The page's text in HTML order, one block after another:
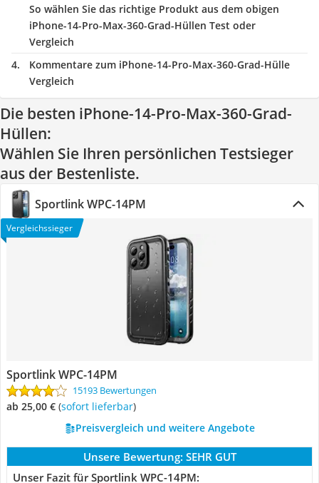
So wählen Sie das richtige Produkt aus dem obigen
iPhone-14-Pro-Max-360-Grad-Hüllen Test oder
Vergleich
Kommentare zum iPhone-14-Pro-Max-360-Grad-Hülle
Vergleich
Die besten iPhone-14-Pro-Max-360-Grad-
Hüllen:
Wählen Sie Ihren persönlichen Testsieger
aus der Bestenliste.
Sportlink WPC-14PM
Vergleichssieger
Sportlink WPC-14PM
15193 Bewertungen
ab 25,00 € ( Sofort lieferbar)
Preisvergleich und weitere Angebote
Unsere Bewertung: SEHR GUT
Unser Fazit für Sportlink WPC-14PM: